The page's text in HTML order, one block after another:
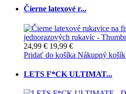
Čierne latexové r...
24,99 € 19,99 €
Pridať do košíka Nákupný košík
LETS F*CK ULTIMAT...